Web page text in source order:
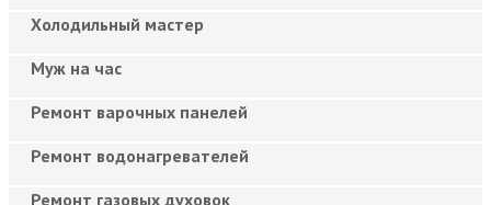
Холодильный мастер
Муж на час
Ремонт варочных панелей
Ремонт водонагревателей
Ремонт газовых духовок